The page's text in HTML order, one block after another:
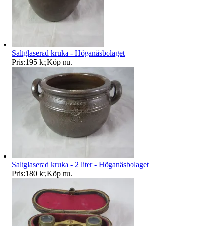
Saltglaserad kruka - Höganäsbolaget
Pris:195 kr,Köp nu.
Saltglaserad kruka - 2 liter - Höganäsbolaget
Pris:180 kr,Köp nu.